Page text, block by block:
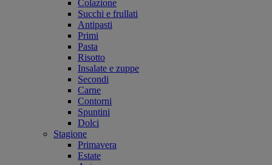
Colazione
Succhi e frullati
Antipasti
Primi
Pasta
Risotto
Insalate e zuppe
Secondi
Carne
Contorni
Spuntini
Dolci
Stagione
Primavera
Estate